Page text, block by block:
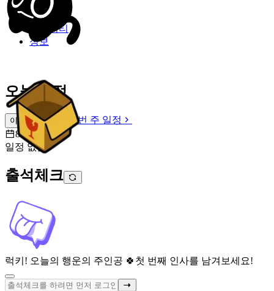
밐타운
피드
커뮤니티
정보
오늘 일정
이번 주 일정
이번 주 일정
8월 7일 [금]
일정 없음
출석체크
럭키! 오늘의 행운의 주인공 🍀 첫 번째 인사를 남겨보세요!